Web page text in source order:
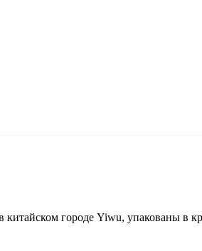
городе Yiwu, упакованы в